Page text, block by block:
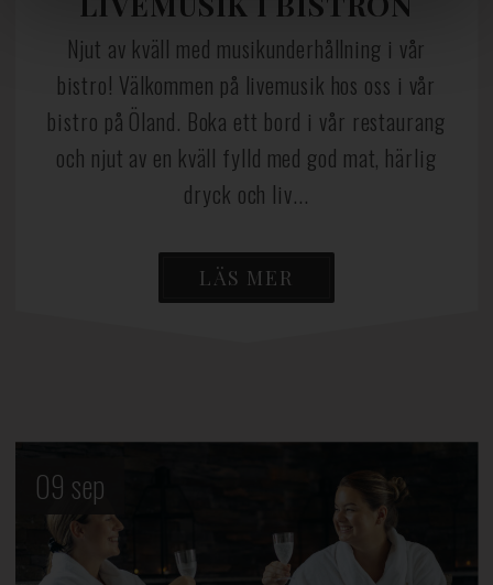
Njut av kväll med musikunderhållning i vår
bistro! Välkommen på livemusik hos oss i vår
bistro på Öland. Boka ett bord i vår restaurang
och njut av en kväll fylld med god mat, härlig
dryck och liv...
LÄS MER
09 sep